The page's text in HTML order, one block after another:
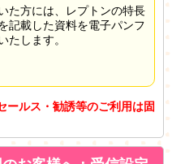
た方には、レプトンの特長
記載した資料を電子パンフ
たします。
ルス・勧誘等のご利用は固